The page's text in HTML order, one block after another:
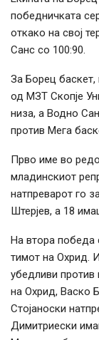
победничката
откако на свој
Санс со 100:90.
За Борец
од МЗТ Скопје
низа, а Водно
против Мега
Прво име во
младинскиот
натпреварот го
Штерјев, а 18
На втора победа
тимот на Охрид.
убедливи против
на Охрид, Васко
Стојаноски
Димитриески